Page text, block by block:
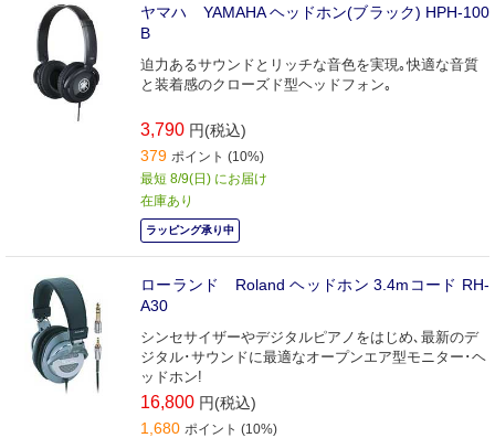
ヤマハ YAMAHA ヘッドホン(ブラック) HPH-100
B
迫力あるサウンドとリッチな音色を実現｡快適な音質
と装着感のクローズド型ヘッドフォン｡
3,790 円(税込)
379 ポイント (10%)
最短 8/9(日) にお届け
在庫あり
ラッピング承り中
ローランド Roland ヘッドホン 3.4mコード RH-
A30
シンセサイザーやデジタルピアノをはじめ､最新のデ
ジタル･サウンドに最適なオープンエア型モニター･ヘ
ッドホン!
16,800 円(税込)
1,680 ポイント (10%)